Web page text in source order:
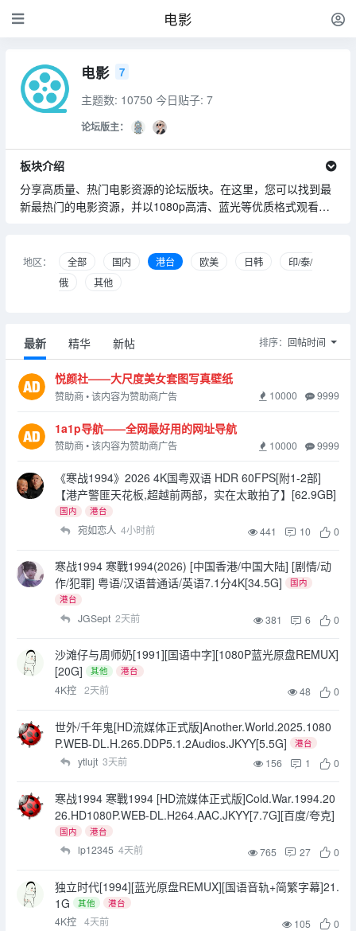
电影
电影 7
主题数: 10750 今日贴子: 7
论坛版主：
板块介绍
分享高质量、热门电影资源的论坛版块。在这里，您可以找到最
新最热门的电影资源，并以1080p高清、蓝光等优质格式观看，
地区： 全部 国内 港台 欧美 日韩
印/泰/
俄
其他
最新 精华 新帖 排序： 回帖时间
悦颜社——大尺度美女套图写真壁纸
赞助商 • 该内容为赞助商广告 10000 9999
1a1p导航——全网最好用的网址导航
赞助商 • 该内容为赞助商广告 10000 9999
《寒战1994》2026 4K国粤双语 HDR 60FPS[附1-2部]
【港产警匪天花板,超越前两部，实在太敢拍了】[62.9GB]
国内 港台
宛如恋人 4小时前 441 10 0
寒战1994 寒戰1994(2026) [中国香港/中国大陆] [剧情/动
作/犯罪] 粤语/汉语普通话/英语7.1分4K[34.5G]
国内
港台
JGSept 2天前 381 6 0
沙滩仔与周师奶[1991][国语中字][1080P蓝光原盘REMUX]
[20G]
其他 港台
4K控 2天前 48 0
世外/千年鬼[HD流媒体正式版]Another.World.2025.1080
P.WEB-DL.H.265.DDP5.1.2Audios.JKYY[5.5G]
港台
ytlujt 3天前 156 1 0
寒战1994 寒戰1994 [HD流媒体正式版]Cold.War.1994.20
26.HD1080P.WEB-DL.H264.AAC.JKYY[7.7G][百度/夸克]
国内 港台
lp12345 4天前 765 27 0
独立时代[1994][蓝光原盘REMUX][国语音轨+简繁字幕]21.
1G
其他 港台
4K控 4天前 105 0